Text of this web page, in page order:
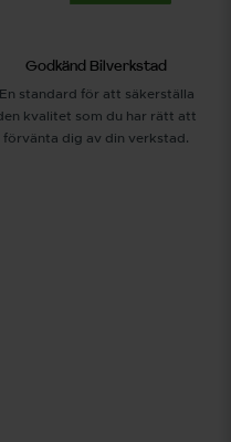
Godkänd Bilverkstad
En standard för att säkerställa
kvalitet som du har rätt att
förvänta dig av din verkstad.